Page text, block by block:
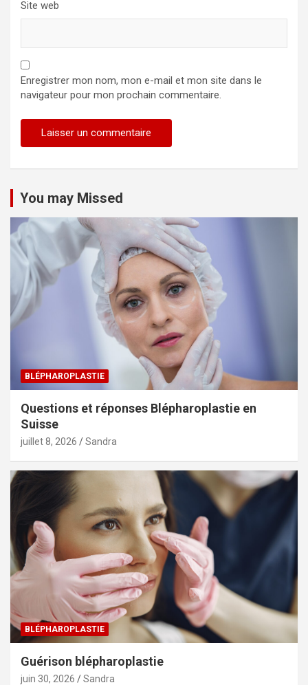
Site web
Enregistrer mon nom, mon e-mail et mon site dans le
navigateur pour mon prochain commentaire.
You may Missed
BLÉPHAROPLASTIE
Questions et réponses Blépharoplastie en
Suisse
juillet 8, 2026 Sandra
BLÉPHAROPLASTIE
Guérison blépharoplastie
juin 30, 2026 Sandra